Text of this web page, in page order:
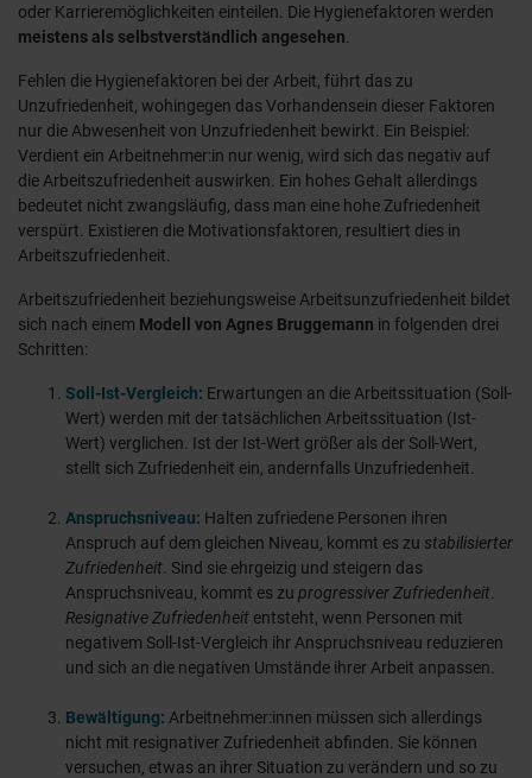
oder Karrieremöglichkeiten einteilen. Die Hygienefaktoren werden
meistens als selbstverständlich angesehen
Fehlen die Hygienefaktoren bei der Arbeit, führt das zu
Unzufriedenheit, wohingegen das Vorhandensein dieser Faktoren
nur die Abwesenheit von Unzufriedenheit bewirkt. Ein Beispiel:
Verdient ein Arbeitnehmer:in nur wenig, wird sich das negativ auf
die Arbeitszufriedenheit auswirken. Ein hohes Gehalt allerdings
bedeutet nicht zwangsläufig, dass man eine hohe Zufriedenheit
verspürt. Existieren die Motivationsfaktoren, resultiert dies in
Arbeitszufriedenheit.
Arbeitszufriedenheit beziehungsweise Arbeitsunzufriedenheit bildet
sich nach einem Modell von Agnes Bruggemann in folgenden drei
Schritten:
Soll-Ist-Vergleich: Erwartungen an die Arbeitssituation (Soll-
Wert) werden mit der tatsächlichen Arbeitssituation (Ist-
Wert) verglichen. Ist der Ist-Wert größer als der Soll-Wert,
stellt sich Zufriedenheit ein, andernfalls Unzufriedenheit.
Anspruchsniveau: Halten zufriedene Personen ihren
Anspruch auf dem gleichen Niveau, kommt es zu stabilisierter
Zufriedenheit . Sind sie ehrgeizig und steigern das
Anspruchsniveau, kommt es zu progressiver Zufriedenheit
Resignative Zufriedenheit entsteht, wenn Personen mit
negativem Soll-Ist-Vergleich ihr Anspruchsniveau reduzieren
und sich an die negativen Umstände ihrer Arbeit anpassen.
Bewältigung: Arbeitnehmer:innen müssen sich allerdings
nicht mit resignativer Zufriedenheit abfinden. Sie können
versuchen, etwas an ihrer Situation zu verändern und so zu